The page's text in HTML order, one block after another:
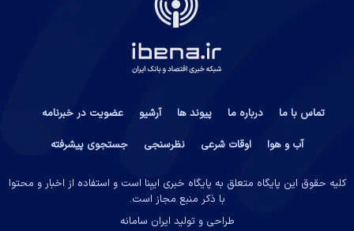
تماس با ما درباره ما پیوند ها آرشیو
عضویت در خبرنامه
آب و هوا
اوقات شرعی نظرسنجی جستجوی پیشرفته
کلیه حقوق این پایگاه متعلق به پایگاه خبری ایبِنا است و استفاده از اخبار و محتوا
با ذکر منبع مجاز است.
طراحی و تولید ایران سامانه